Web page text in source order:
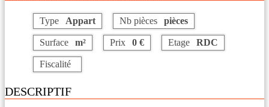
Type Appart Nb pièces pièces
Surface m² Prix 0 € Etage RDC
Fiscalité
DESCRIPTIF